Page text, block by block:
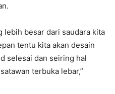
lebih besar dari saudara kita
tentu kita akan desain
selesai dan seiring hal
terbuka lebar,”